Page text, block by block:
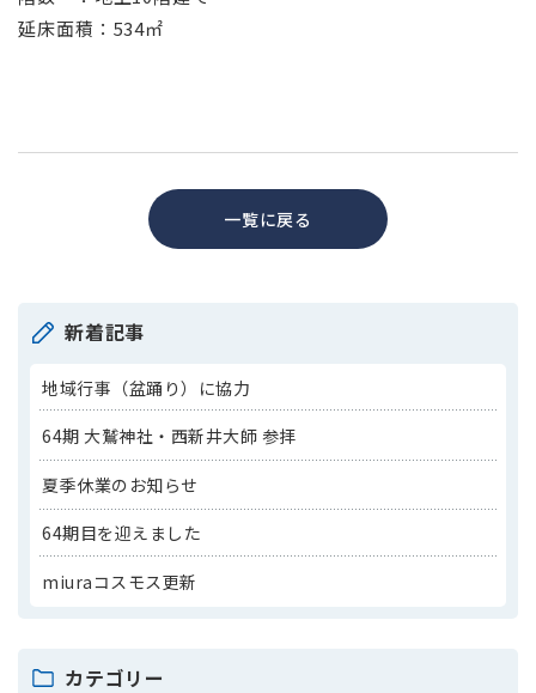
延床面積：534㎡
一覧に戻る
新着記事
地域行事（盆踊り）に協力
64期 大鷲神社・西新井大師 参拝
夏季休業のお知らせ
64期目を迎えました
miuraコスモス更新
カテゴリー